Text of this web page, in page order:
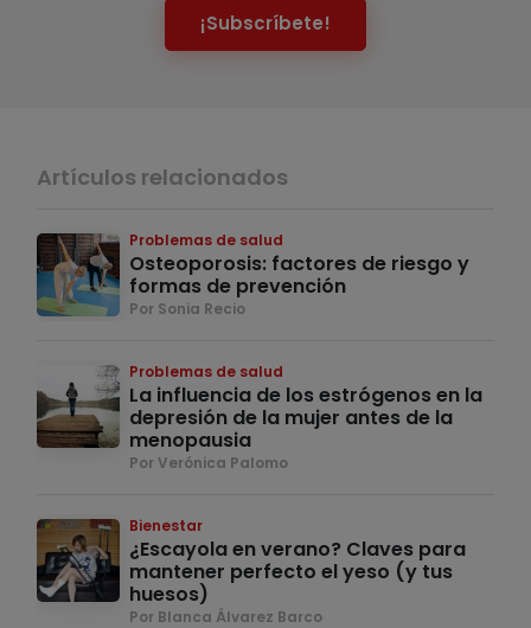
¡Subscríbete!
Artículos relacionados
Problemas de salud
Osteoporosis: factores de riesgo y
formas de prevención
Por Sonia Recio
Problemas de salud
La influencia de los estrógenos en la
depresión de la mujer antes de la
menopausia
Por Verónica Palomo
Bienestar
¿Escayola en verano? Claves para
mantener perfecto el yeso (y tus
huesos)
Por Blanca Álvarez Barco